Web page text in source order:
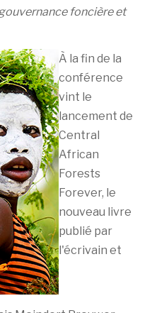
foncière et
À la fin de la
conférence
vint le
lancement de
Central
African
Forests
Forever, le
nouveau livre
publié par
l'écrivain et